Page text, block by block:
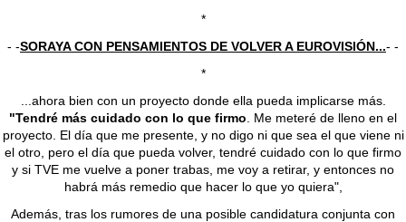
*
- -SORAYA CON PENSAMIENTOS DE VOLVER A EUROVISIÓN...- -
*
...ahora bien con un proyecto donde ella pueda implicarse más.
"Tendré más cuidado con lo que firmo . Me meteré de lleno en el
proyecto. El día que me presente, y no digo ni que sea el que viene ni
el otro, pero el día que pueda volver, tendré cuidado con lo que firmo
y si TVE me vuelve a poner trabas, me voy a retirar, y entonces no
habrá más remedio que hacer lo que yo quiera",
Además, tras los rumores de una posible candidatura conjunta con